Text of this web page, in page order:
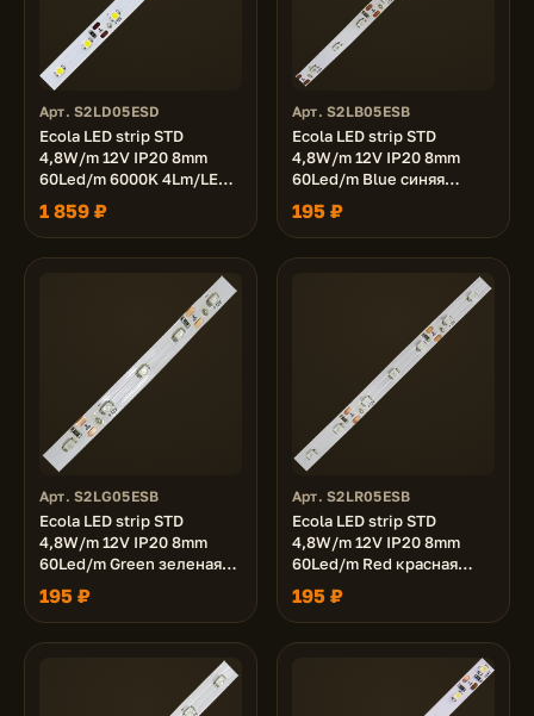
Арт. S2LD05ESD
Ecola LED strip STD
4,8W/m 12V IP20 8mm
60Led/m 6000K 4Lm/LED
240Lm/m светодиодная
лента на катушке 50м.
1 859 ₽
Арт. S2LB05ESB
Ecola LED strip STD
4,8W/m 12V IP20 8mm
60Led/m Blue синяя
светодиодная лента на
катушке 5м.
195 ₽
Арт. S2LG05ESB
Ecola LED strip STD
4,8W/m 12V IP20 8mm
60Led/m Green зеленая
светодиодная лента на
катушке 5м.
195 ₽
Арт. S2LR05ESB
Ecola LED strip STD
4,8W/m 12V IP20 8mm
60Led/m Red красная
светодиодная лента на
катушке 5м.
195 ₽